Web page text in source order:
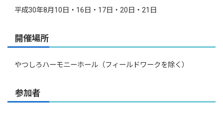
平成30年8月10日・16日・17日・20日・21日
開催場所
やつしろハーモニーホール（フィールドワークを除く）
参加者